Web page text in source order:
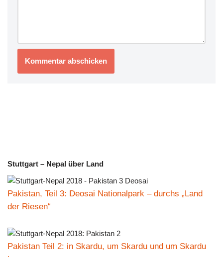
Stuttgart – Nepal über Land
Pakistan, Teil 3: Deosai Nationalpark – durchs „Land
der Riesen“
Pakistan Teil 2: in Skardu, um Skardu und um Skardu